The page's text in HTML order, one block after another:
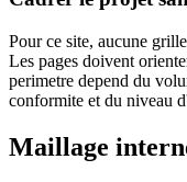
Pour ce site, aucune
Les pages doivent
perimetre depend du
conformite et du niveau
Maillage